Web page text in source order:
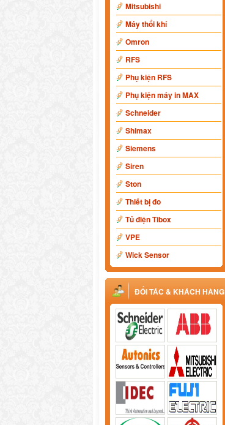
Mitsubishi
Máy thổi khí
Omron
RFS
Phụ kiện RFS
Phụ kiện máy in MAX
Schneider
Shimax
Siemens
Siren
Ston
Thiết bị đo
Tủ điện Tibox
VPE
Wick Sensor
ĐỐI TÁC & KHÁCH HÀNG